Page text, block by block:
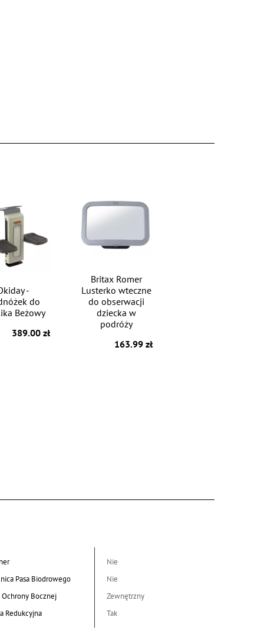
-
do
Beżowy
389.00 zł
Britax Romer
Lusterko wteczne
do obserwacji
dziecka w
podróży
163.99 zł
Nie
Pasa Biodrowego
Nie
Ochrony Bocznej
Zewnętrzny
Redukcyjna
Tak